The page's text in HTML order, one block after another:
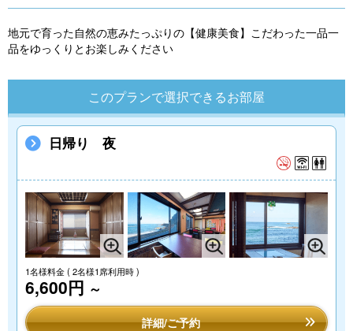
地元で育った自然の恵みたっぷりの【健康美食】こだわった一品一
品をゆっくりとお楽しみください
このプランで選択できるお部屋
日帰り 夜
1名様料金( 2名様1席利用時 )
6,600円 ～
詳細/ご予約